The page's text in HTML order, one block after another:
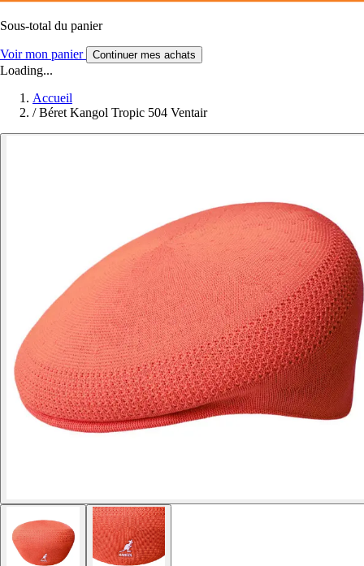
Sous-total du panier
Voir mon panier Continuer mes achats
Loading...
Accueil
/ Béret Kangol Tropic 504 Ventair